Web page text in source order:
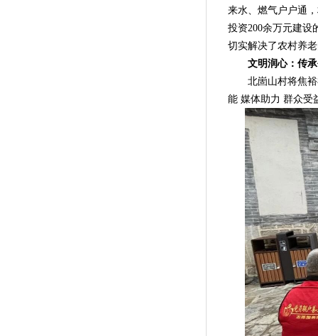
来水、燃气户户通
投资200余万元建设
切实解决了农村养
文明润心：传
北崮山村将焦裕
能 媒体助力 群众受